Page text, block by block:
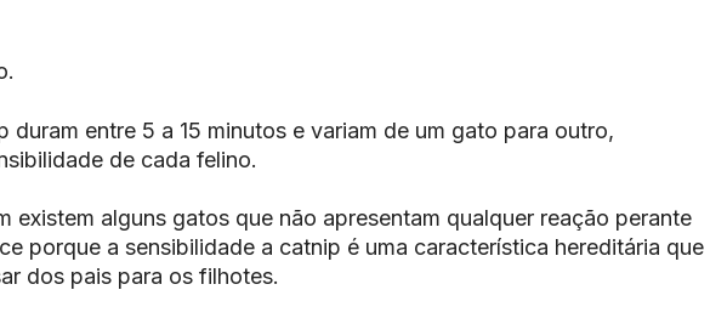
duram entre 5 a 15 minutos e variam de um gato para outro,
de cada felino.
existem alguns gatos que não apresentam qualquer reação perante
porque a sensibilidade a catnip é uma característica hereditária que
dos pais para os filhotes.